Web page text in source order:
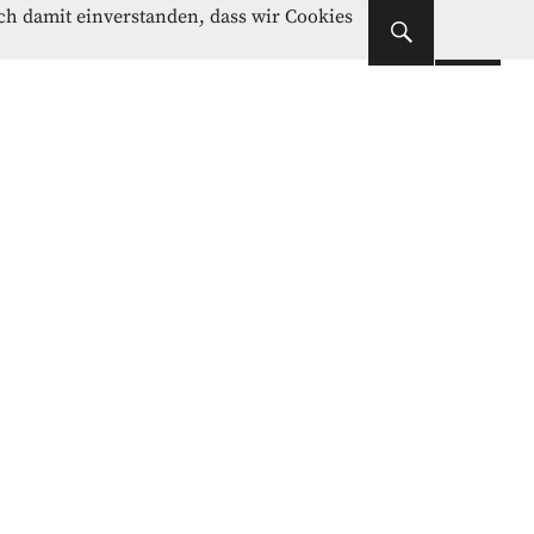
InstagramFacebook
damit einverstanden, dass wir Cookies